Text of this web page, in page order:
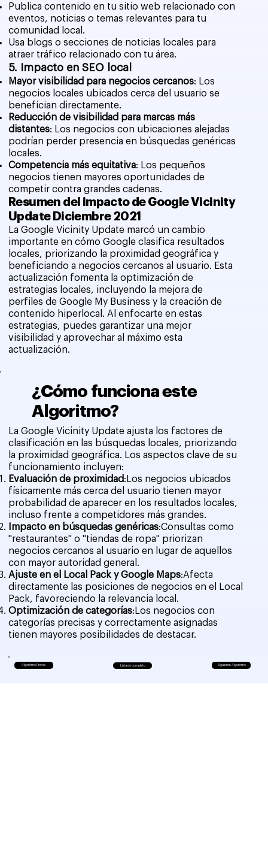
Algoritmo Previo Listado completo Siguiente Algoritmo
¿Cómo funciona este
Algoritmo?
La Google Vicinity Update ajusta los factores de
clasificación en las búsquedas locales, priorizando
la proximidad geográfica. Los aspectos clave de su
funcionamiento incluyen:
Evaluación de proximidad:Los negocios ubicados
físicamente más cerca del usuario tienen mayor
probabilidad de aparecer en los resultados locales,
incluso frente a competidores más grandes.
Impacto en búsquedas genéricas:Consultas como
"restaurantes" o "tiendas de ropa" priorizan
negocios cercanos al usuario en lugar de aquellos
con mayor autoridad general.
Ajuste en el Local Pack y Google Maps:Afecta
directamente las posiciones de negocios en el Local
Pack, favoreciendo la relevancia local.
Optimización de categorías:Los negocios con
categorías precisas y correctamente asignadas
tienen mayores posibilidades de destacar.
Publica contenido en tu sitio web relacionado con
eventos, noticias o temas relevantes para tu
comunidad local.
Usa blogs o secciones de noticias locales para
atraer tráfico relacionado con tu área.
5. Impacto en SEO local
Mayor visibilidad para negocios cercanos: Los
negocios locales ubicados cerca del usuario se
benefician directamente.
Reducción de visibilidad para marcas más
distantes: Los negocios con ubicaciones alejadas
podrían perder presencia en búsquedas genéricas
locales.
Competencia más equitativa: Los pequeños
negocios tienen mayores oportunidades de
competir contra grandes cadenas.
Resumen del impacto de Google Vicinity
Update Diciembre 2021
La Google Vicinity Update marcó un cambio
importante en cómo Google clasifica resultados
locales, priorizando la proximidad geográfica y
beneficiando a negocios cercanos al usuario. Esta
actualización fomenta la optimización de
estrategias locales, incluyendo la mejora de
perfiles de Google My Business y la creación de
contenido hiperlocal. Al enfocarte en estas
estrategias, puedes garantizar una mejor
visibilidad y aprovechar al máximo esta
actualización.